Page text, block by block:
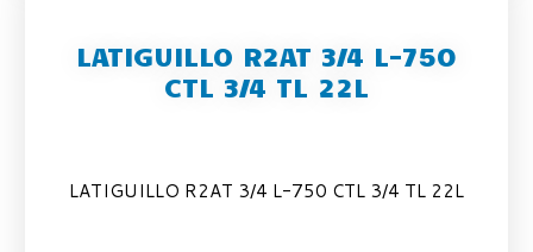
LATIGUILLO R2AT 3/4 L-750
CTL 3/4 TL 22L
LATIGUILLO R2AT 3/4 L-750 CTL 3/4 TL 22L